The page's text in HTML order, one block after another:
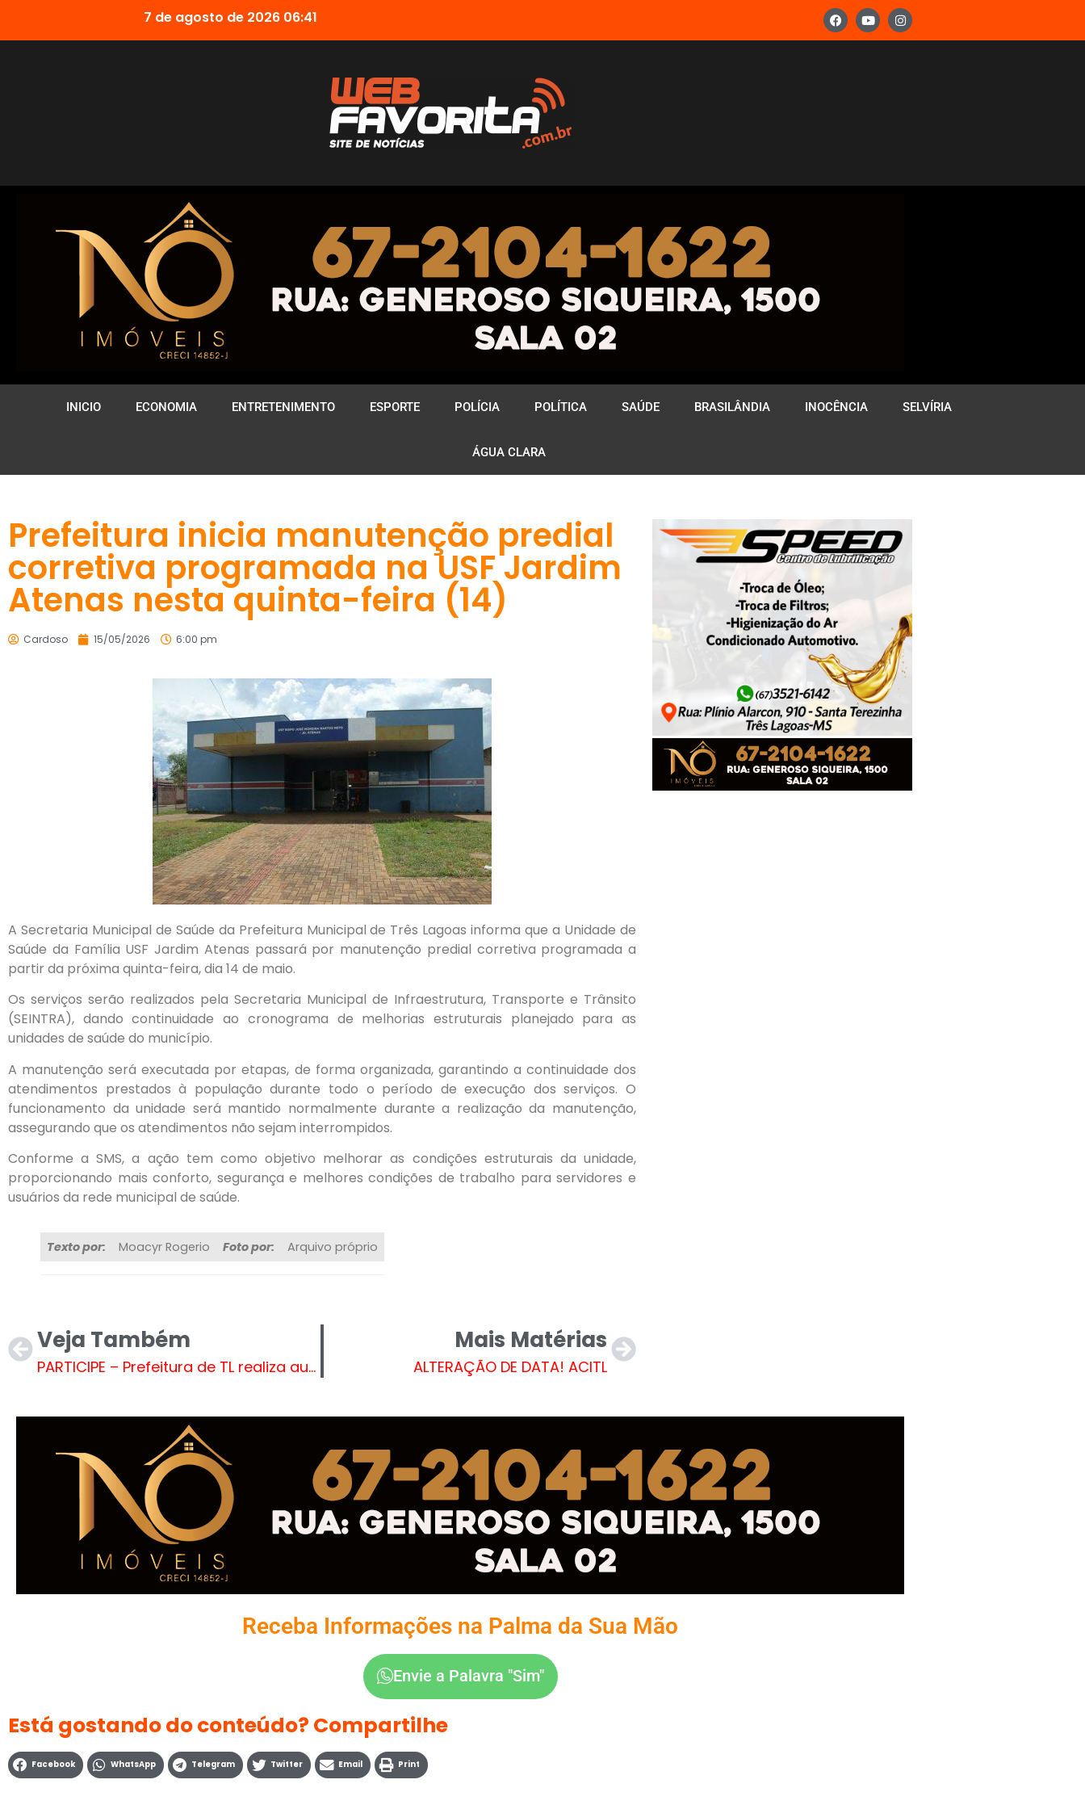
7 de agosto de 2026 06:41
INICIO ECONOMIA ENTRETENIMENTO ESPORTE POLÍCIA POLÍTICA SAÚDE BRASILÂNDIA INOCÊNCIA SELVÍRIA
ÁGUA CLARA
Prefeitura inicia manutenção predial
corretiva programada na USF Jardim
Atenas nesta quinta-feira (14)
Cardoso 15/05/2026 6:00 pm
A Secretaria Municipal de Saúde da Prefeitura Municipal de Três Lagoas informa que a Unidade de
Saúde da Família USF Jardim Atenas passará por manutenção predial corretiva programada a
partir da próxima quinta-feira, dia 14 de maio.
Os serviços serão realizados pela Secretaria Municipal de Infraestrutura, Transporte e Trânsito
(SEINTRA), dando continuidade ao cronograma de melhorias estruturais planejado para as
unidades de saúde do município.
A manutenção será executada por etapas, de forma organizada, garantindo a continuidade dos
atendimentos prestados à população durante todo o período de execução dos serviços. O
funcionamento da unidade será mantido normalmente durante a realização da manutenção,
assegurando que os atendimentos não sejam interrompidos.
Conforme a SMS, a ação tem como objetivo melhorar as condições estruturais da unidade,
proporcionando mais conforto, segurança e melhores condições de trabalho para servidores e
usuários da rede municipal de saúde.
Texto por: Moacyr Rogerio Foto por: Arquivo próprio
Veja Também
PARTICIPE – Prefeitura de TL realiza audiência pública para prestação de contas do 1º quadrimestre de 2026
Mais Matérias
ALTERAÇÃO DE DATA! ACITL
Receba Informações na Palma da Sua Mão
Envie a Palavra "Sim"
Está gostando do conteúdo? Compartilhe
Facebook WhatsApp Telegram Twitter Email Print